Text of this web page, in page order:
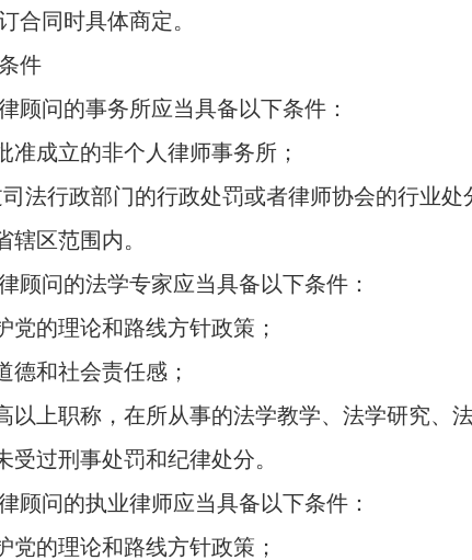
同时具体商定。
件
问的事务所应当具备以下条件：
成立的非个人律师事务所；
行政部门的行政处罚或者律师协会的行业处
区范围内。
问的法学专家应当具备以下条件：
的理论和路线方针政策；
和社会责任感；
上职称，在所从事的法学教学、法学研究、
过刑事处罚和纪律处分。
问的执业律师应当具备以下条件：
的理论和路线方针政策；